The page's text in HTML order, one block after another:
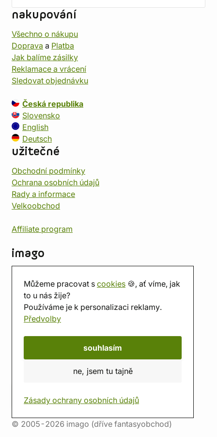
Můžeme pracovat s cookies 🍪, ať víme, jak
to u nás žije?
Používáme je k personalizaci reklamy.
Předvolby
souhlasím
ne, jsem tu tajně
Zásady ochrany osobních údajů
nakupování
Všechno o nákupu
Doprava a Platba
Jak balíme zásilky
Reklamace a vrácení
Sledovat objednávku
Česká republika
Slovensko
English
Deutsch
užitečné
Obchodní podmínky
Ochrana osobních údajů
Rady a informace
Velkoobchod
Affiliate program
imago
Prodejna
Herna
O nás
Hodnocení obchodu
© 2005-2026 imago (dříve fantasyobchod)